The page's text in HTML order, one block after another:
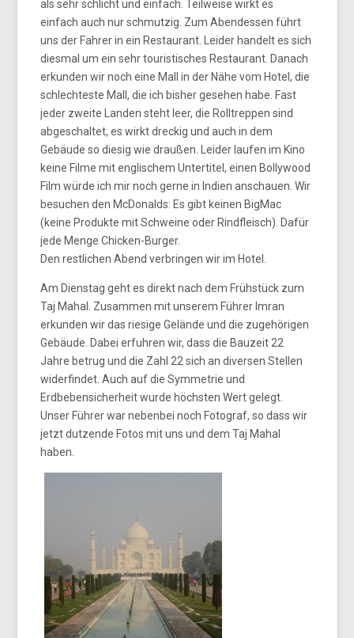
als sehr schlicht und einfach. Teilweise wirkt es
einfach auch nur schmutzig. Zum Abendessen führt
uns der Fahrer in ein Restaurant. Leider handelt es sich
diesmal um ein sehr touristisches Restaurant. Danach
erkunden wir noch eine Mall in der Nähe vom Hotel, die
schlechteste Mall, die ich bisher gesehen habe. Fast
jeder zweite Landen steht leer, die Rolltreppen sind
abgeschaltet, es wirkt dreckig und auch in dem
Gebäude so diesig wie draußen. Leider laufen im Kino
keine Filme mit englischem Untertitel, einen Bollywood
Film würde ich mir noch gerne in Indien anschauen. Wir
besuchen den McDonalds: Es gibt keinen BigMac
(keine Produkte mit Schweine oder Rindfleisch). Dafür
jede Menge Chicken-Burger.
Den restlichen Abend verbringen wir im Hotel.
Am Dienstag geht es direkt nach dem Frühstück zum
Taj Mahal. Zusammen mit unserem Führer Imran
erkunden wir das riesige Gelände und die zugehörigen
Gebäude. Dabei erfuhren wir, dass die Bauzeit 22
Jahre betrug und die Zahl 22 sich an diversen Stellen
widerfindet. Auch auf die Symmetrie und
Erdbebensicherheit wurde höchsten Wert gelegt.
Unser Führer war nebenbei noch Fotograf, so dass wir
jetzt dutzende Fotos mit uns und dem Taj Mahal
haben.